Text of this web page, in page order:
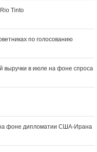
Tinto
по голосованию
выручки в июле на фоне спроса
фоне дипломатии США‑Ирана